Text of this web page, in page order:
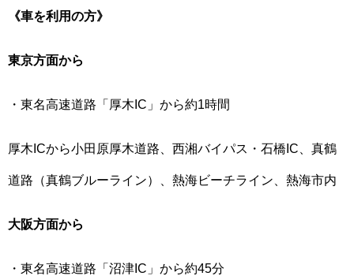
《車を利用の方》
東京方面から
・東名高速道路「厚木IC」から約1時間
厚木ICから小田原厚木道路、西湘バイパス・石橋IC、真鶴
道路（真鶴ブルーライン）、熱海ビーチライン、熱海市内
大阪方面から
・東名高速道路「沼津IC」から約45分